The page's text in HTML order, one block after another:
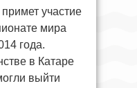
участие
мира
года.
в Катаре
выйти